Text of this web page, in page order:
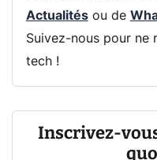
Actualitésou de
Suivez-nous pour ne
tech !
Inscrivez-